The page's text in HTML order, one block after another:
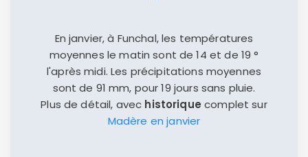
En janvier, à Funchal, les températures
moyennes le matin sont de 14 et de 19 °
l'après midi. Les précipitations moyennes
sont de 91 mm, pour 19 jours sans pluie.
Plus de détail, avec historique complet sur
Madère en janvier